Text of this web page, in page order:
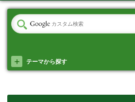
テーマから探す